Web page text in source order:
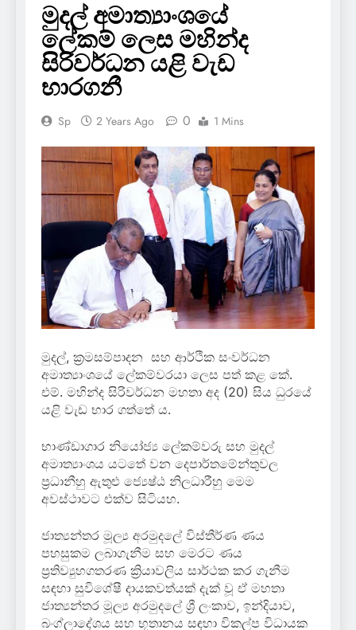
මුදල් අමාත්‍යාංශයේ
ලේකම් ලෙස මහින්ද
සිරිවර්ධන යළි වැඩ
භාරගනී
Sp 2 Years Ago 0 1 Mins
මුදල්, ක්‍රමසම්පාදන සහ ආර්ථික සංවර්ධන
අමාත්‍යාංශයේ ලේකම්වරයා ලෙස පත් කළ කේ.
එම්. මහින්ද සිරිවර්ධන මහතා අද (20) සිය ධුරයේ
යළි වැඩ භාර ගත්තේ ය.
භාණ්ඩාගාර නියෝජ්‍ය ලේකම්වරු සහ මුදල්
අමාත්‍යාංශය යටතේ වන දෙපාර්තමේන්තුවල
ප්‍රධානීහු ඇතුළු ජ්‍යෙෂ්ඨ නිලධාරීහු මෙම
අවස්ථාවට එක්ව සිටියහ.
ජාත්‍යන්තර මූල්‍ය අරමුදලේ විස්තීර්ණ ණය
පහසුකම ලබාගැනීම සහ මෙරට ණය
ප්‍රතිව්‍යුහගතරණ ක්‍රියාවලිය සාර්ථක කර ගැනීම
සඳහා සුවිශේෂී දායකවත්යක් දැක් වූ ඒ මහතා
ජාත්‍යන්තර මූල්‍ය අරමුදලේ ශ්‍රී ලංකාව, ඉන්දියාව,
බංග්ලාදේශය සහ භූතානය සඳහා විකල්ප විධායක